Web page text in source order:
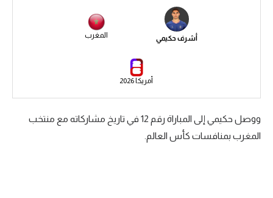
كرة سلة
كرة يد
أشرف حكيمي المغرب
أمريكا 2026
ووصل حكيمي إلى المباراة رقم 12 في تاريخ مشاركاته مع منتخب
المغرب بمنافسات كأس العالم.